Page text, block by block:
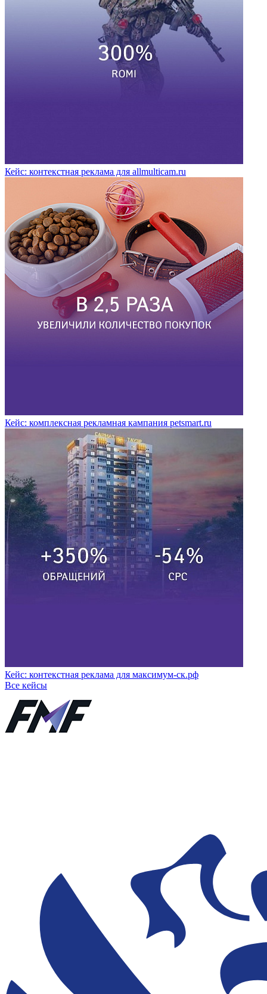
Кейс: контекстная реклама для allmulticam.ru
Кейс: комплексная рекламная кампания petsmart.ru
Кейс: контекстная реклама для максимум-ск.рф
Все кейсы